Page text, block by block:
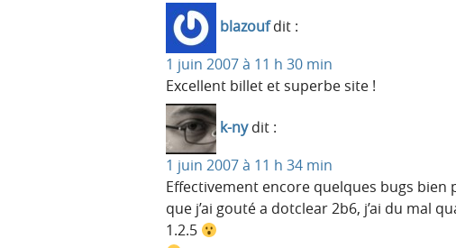
blazouf dit :
1 juin 2007 à 11 h 30 min
Excellent billet et superbe site !
k-ny dit :
1 juin 2007 à 11 h 34 min
Effectivement encore quelques bugs bien
que j’ai gouté a dotclear 2b6, j’ai du mal
1.2.5